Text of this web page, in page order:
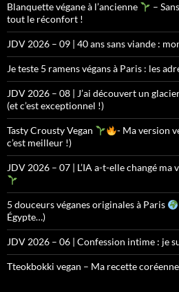
Blanquette végane à l’ancienne
–
tout le réconfort !
JDV 2026 – 09 | 40 ans sans viande :
Je teste 5 ramens végans à Paris : les
JDV 2026 – 08 | J’ai découvert un
(et c’est exceptionnel !)
Tasty Crousty Vegan
- Ma version
c’est meilleur !)
JDV 2026 – 07 | L’IA a-t-elle changé ma
5 douceurs véganes originales à Paris
Égypte…)
JDV 2026 – 06 | Confession intime : je
Tteokbokki vegan – Ma recette